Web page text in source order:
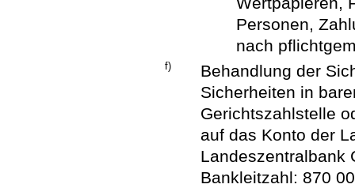
Personen,
nach
f)
Behandlung der
Sicherheiten in
Gerichtszahlstelle
auf das Konto der
Landeszentralbank
Bankleitzahl: 870